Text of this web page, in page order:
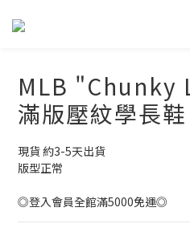
MLB "Chunky
滿版壓紋學長鞋
現貨 約3-5天出貨
版型正常
◎登入會員全館滿5000免運◎